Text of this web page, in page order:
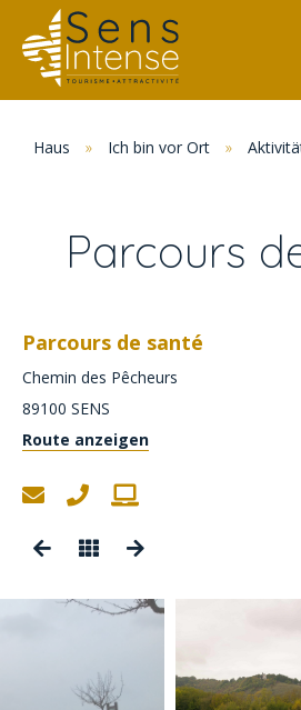
Haus » Ich bin vor Ort »
Parcours
Parcours de santé
Chemin des Pêcheurs
89100 SENS
Route anzeigen